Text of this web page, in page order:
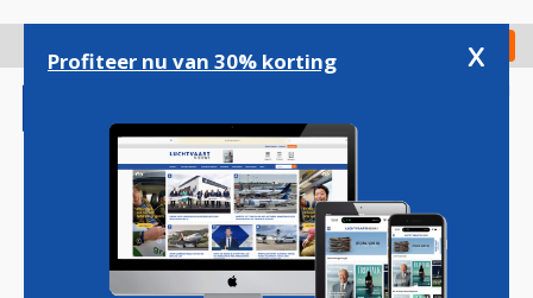
gaan
Check in
Magazine Podcasts Vacatures
Profiteer nu van 30% korting x